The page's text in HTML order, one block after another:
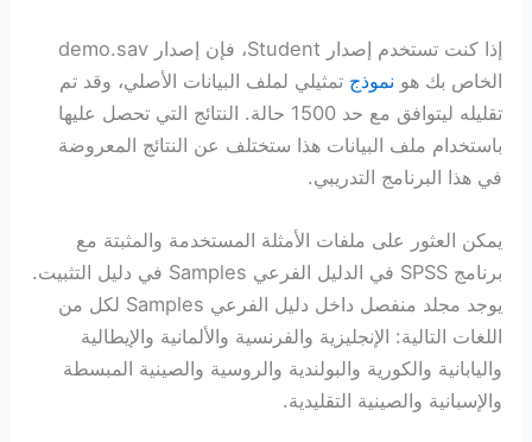
إذا كنت تستخدم إصدار Student، فإن إصدار demo.sav
الخاص بك هو نموذج تمثيلي لملف البيانات الأصلي، وقد تم
تقليله ليتوافق مع حد 1500 حالة. النتائج التي تحصل عليها
باستخدام ملف البيانات هذا ستختلف عن النتائج المعروضة
في هذا البرنامج التدريبي.
يمكن العثور على ملفات الأمثلة المستخدمة والمثبتة مع
برنامج SPSS في الدليل الفرعي Samples في دليل التثبيت.
يوجد مجلد منفصل داخل دليل الفرعي Samples لكل من
اللغات التالية: الإنجليزية والفرنسية والألمانية والإيطالية
واليابانية والكورية والبولندية والروسية والصينية المبسطة
والإسبانية والصينية التقليدية.